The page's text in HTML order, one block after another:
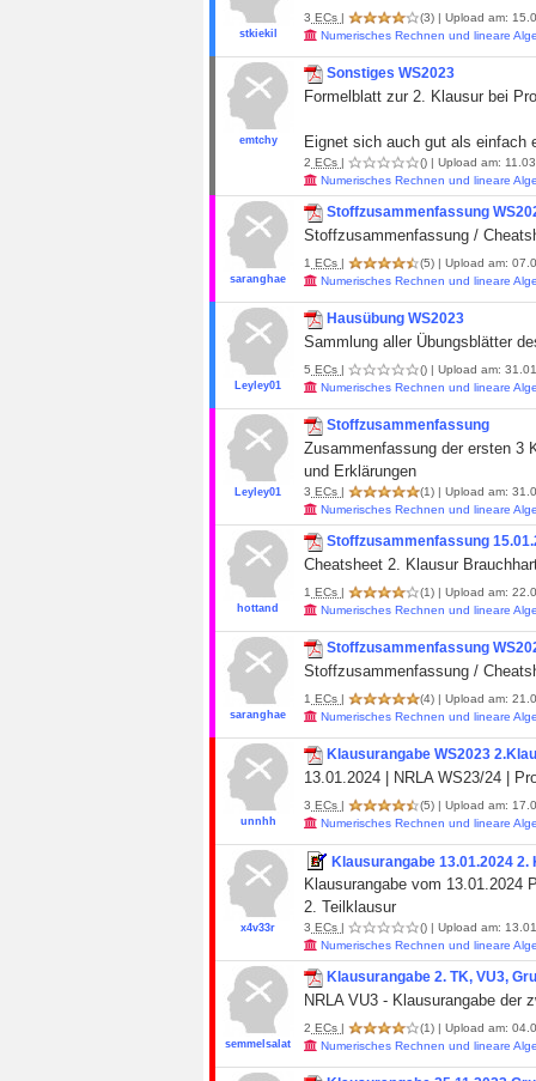
stkiekil
3 ECs | (3) | Upload am:
Numerisches Rechnen und lineare
emtchy
Sonstiges WS2023
Formelblatt zur 2. Klausur bei
Eignet sich auch gut als einfach
2 ECs | () | Upload am:
Numerisches Rechnen und lineare
saranghae
Stoffzusammenfassung
Stoffzusammenfassung /
1 ECs | (5) | Upload am:
Numerisches Rechnen und lineare
Leyley01
Hausübung WS2023
Sammlung aller Übungsblätter
5 ECs | () | Upload am:
Numerisches Rechnen und lineare
Leyley01
Stoffzusammenfassung
Zusammenfassung der ersten 3
und Erklärungen
3 ECs | (1) | Upload am:
Numerisches Rechnen und lineare
hottand
Stoffzusammenfassung
Cheatsheet 2. Klausur
1 ECs | (1) | Upload am:
Numerisches Rechnen und lineare
saranghae
Stoffzusammenfassung
Stoffzusammenfassung /
1 ECs | (4) | Upload am:
Numerisches Rechnen und lineare
unnhh
Klausurangabe WS2023
13.01.2024 | NRLA WS23/24 |
3 ECs | (5) | Upload am:
Numerisches Rechnen und lineare
x4v33r
Klausurangabe 13.01.2024 2.
Klausurangabe vom 13.01.2024
2. Teilklausur
3 ECs | () | Upload am:
Numerisches Rechnen und lineare
semmelsalat
Klausurangabe 2. TK, VU3,
NRLA VU3 - Klausurangabe der
2 ECs | (1) | Upload am:
Numerisches Rechnen und lineare